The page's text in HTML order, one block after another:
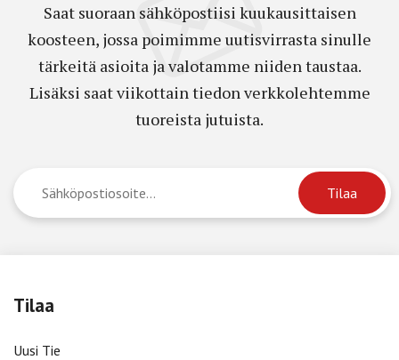
Saat suoraan sähköpostiisi kuukausittaisen
koosteen, jossa poimimme uutisvirrasta sinulle
tärkeitä asioita ja valotamme niiden taustaa.
Lisäksi saat viikottain tiedon verkkolehtemme
tuoreista jutuista.
Tilaa
Uusi Tie